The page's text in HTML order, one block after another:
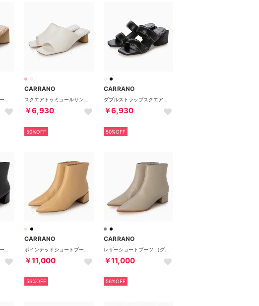
CARRANO
￥6,930
50%OFF
CARRANO
￥6,930
50%OFF
CARRANO
￥11,000
56%OFF
CARRANO
￥11,000
56%OFF